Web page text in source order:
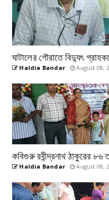
ঘাটালের গৌরাতে বিদ্যুৎ
Haldia Bandar August 08,
কবিগুরু রবীন্দ্রনাথ ঠাকুরের ৮৬
Haldia Bandar August 08,